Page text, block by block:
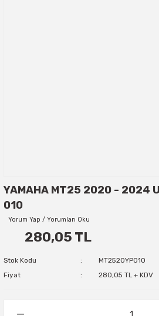
YAMAHA MT25 2020 - 2024
010
Yorum Yap / Yorumları Oku
280,05 TL
Stok Kodu
MT2520YP010
Fiyat
280,05 TL + KDV